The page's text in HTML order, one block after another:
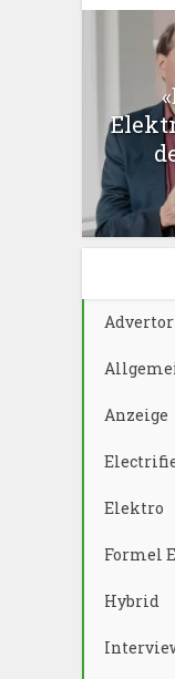
Anzeige
Elektro
Formel E
Hybrid